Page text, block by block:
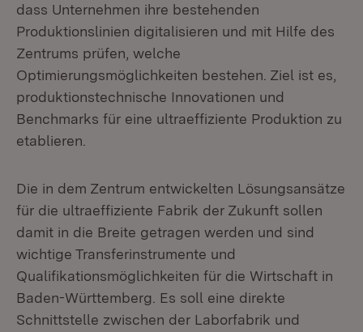
dass Unternehmen ihre bestehenden
Produktionslinien digitalisieren und mit Hilfe des
Zentrums prüfen, welche
Optimierungsmöglichkeiten bestehen. Ziel ist es,
produktionstechnische Innovationen und
Benchmarks für eine ultraeffiziente Produktion zu
etablieren.
Die in dem Zentrum entwickelten Lösungsansätze
für die ultraeffiziente Fabrik der Zukunft sollen
damit in die Breite getragen werden und sind
wichtige Transferinstrumente und
Qualifikationsmöglichkeiten für die Wirtschaft in
Baden-Württemberg. Es soll eine direkte
Schnittstelle zwischen der Laborfabrik und